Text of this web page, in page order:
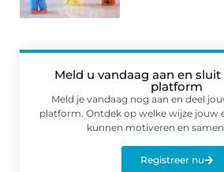
Meld u vandaag aan en
platform
Meld je vandaag nog aan en deel
platform. Ontdek op welke wijze jouw
kunnen motiveren en
Registreer nu